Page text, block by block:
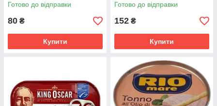
Готово до відправки
80 ₴
Купити
Готово до відправки
152 ₴
Купити